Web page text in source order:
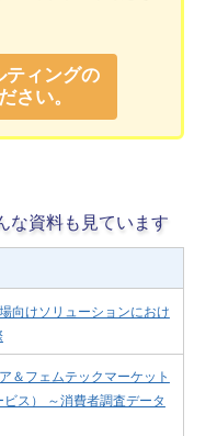
ティングの
さい。
な資料も見ています
向けソリューションにおけ
＆フェムテックマーケット
ビス） ～消費者調査データ